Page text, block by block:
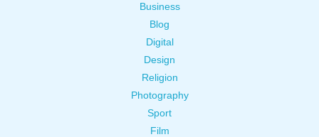
Business
Blog
Digital
Design
Religion
Photography
Sport
Film